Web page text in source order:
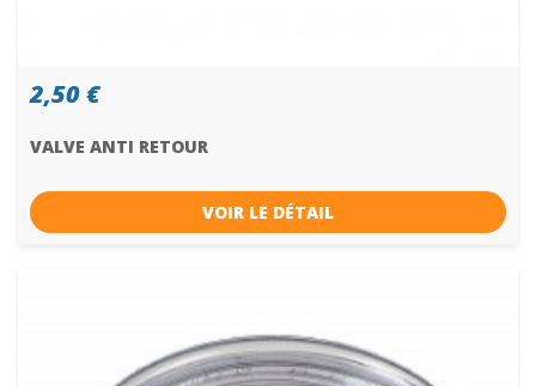
2,50 €
VALVE ANTI RETOUR
VOIR LE DÉTAIL